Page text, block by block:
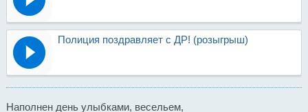
Полиция поздравляет с ДР! (розыгрыш)
Наполнен день улыбками, весельем,